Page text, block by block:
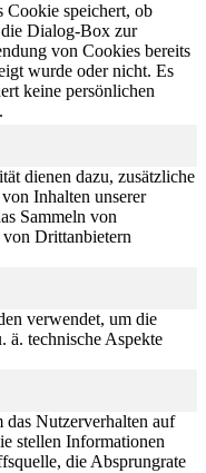
Cookie speichert, ob
Dialog-Box zur
von Cookies bereits
wurde oder nicht. Es
keine persönlichen
dienen dazu, zusätzliche
Inhalten unserer
Sammeln von
Drittanbietern
verwendet, um die
ä. technische Aspekte
Nutzerverhalten auf
stellen Informationen
die Absprungrate